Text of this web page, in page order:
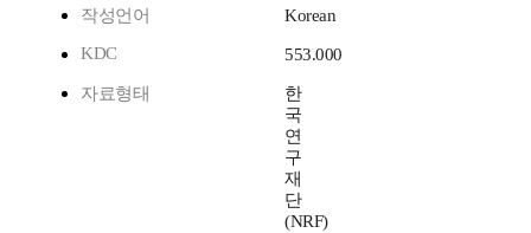
작성언어
Korean
KDC
553.000
자료형태
한
국
연
구
재
단
(NRF)